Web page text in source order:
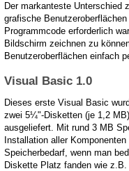
Der markanteste Unterschied
grafische
Programmcode erforderlich
Bildschirm zeichnen zu
Benutzeroberflächen einfach
Visual Basic 1.0
Dieses erste Visual Basic
zwei 5¼"-Disketten (je 1,2
ausgeliefert. Mit rund 3 MB
Installation aller
Speicherbedarf, wenn man
Diskette Platz fanden wie